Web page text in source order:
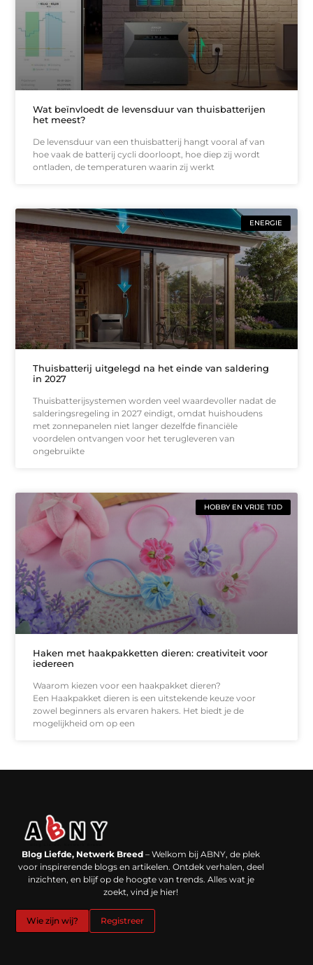
Wat beïnvloedt de levensduur van thuisbatterijen
het meest?
De levensduur van een thuisbatterij hangt vooral af van
hoe vaak de batterij cycli doorloopt, hoe diep zij wordt
ontladen, de temperaturen waarin zij werkt
ENERGIE
Thuisbatterij uitgelegd na het einde van saldering
in 2027
Thuisbatterijsystemen worden veel waardevoller nadat de
salderingsregeling in 2027 eindigt, omdat huishoudens
met zonnepanelen niet langer dezelfde financiële
voordelen ontvangen voor het terugleveren van
ongebruikte
HOBBY EN VRIJE TIJD
Haken met haakpakketten dieren: creativiteit voor
iedereen
Waarom kiezen voor een haakpakket dieren?
Een Haakpakket dieren is een uitstekende keuze voor
zowel beginners als ervaren hakers. Het biedt je de
mogelijkheid om op een
Blog Liefde, Netwerk Breed – Welkom bij ABNY, de plek
voor inspirerende blogs en artikelen. Ontdek verhalen, deel
inzichten, en blijf op de hoogte van trends. Alles wat je
zoekt, vind je hier!
Wie zijn wij? Registreer